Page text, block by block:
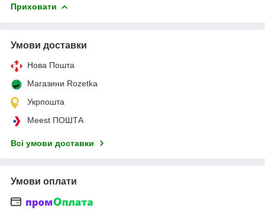
Приховати
Умови доставки
Нова Пошта
Магазини Rozetka
Укрпошта
Meest ПОШТА
Всі умови доставки
Умови оплати